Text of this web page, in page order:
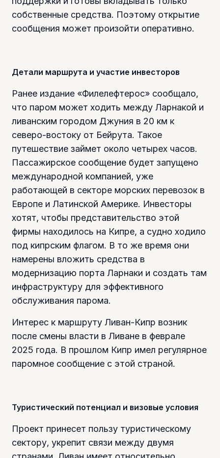
собственные средства. Поэтому открытие
сообщения может произойти оперативно.
Детали маршрута и участие инвесторов
Ранее издание «Филелефтерос» сообщало,
что паром может ходить между Ларнакой и
ливанским городом Джуния в 20 км к
северо-востоку от Бейрута. Такое
путешествие займет около четырех часов.
Пассажирское сообщение будет запущено
международной компанией, уже
работающей в секторе морских перевозок в
Европе и Латинской Америке. Инвесторы
хотят, чтобы представительство этой
фирмы находилось на Кипре, а судно ходило
под кипрским флагом. В то же время они
намерены вложить средства в
модернизацию порта Ларнаки и создать там
инфраструктуру для эффективного
обслуживания парома.
Интерес к маршруту Ливан-Кипр возник
после смены власти в Ливане в феврале
2025 года. В прошлом Кипр имел регулярное
паромное сообщение с этой страной.
Туристический потенциал и визовые условия
Проект принесет пользу туристическому
сектору, укрепит связи между двумя